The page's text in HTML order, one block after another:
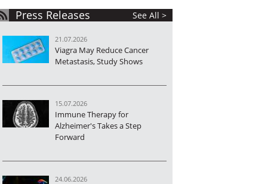
Press Releases See All >
21.07.2026
Viagra May Reduce Cancer
Metastasis, Study Shows
15.07.2026
Immune Therapy for
Alzheimer's Takes a Step
Forward
24.06.2026